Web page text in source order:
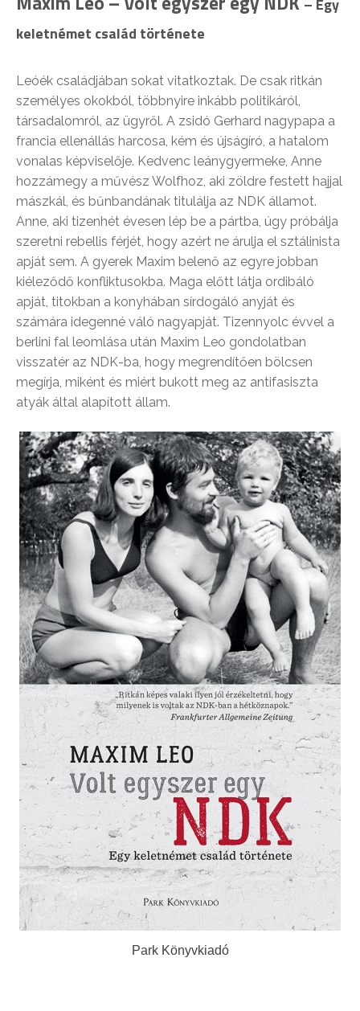
keletnémet család története
Leóék családjában sokat vitatkoztak. De csak ritkán
személyes okokból, többnyire inkább politikáról,
társadalomról, az ügyről. A zsidó Gerhard nagypapa a
francia ellenállás harcosa, kém és újságíró, a hatalom
vonalas képviselője. Kedvenc leánygyermeke, Anne
hozzámegy a művész Wolfhoz, aki zöldre festett hajjal
mászkál, és bűnbandának titulálja az NDK államot.
Anne, aki tizenhét évesen lép be a pártba, úgy próbálja
szeretni rebellis férjét, hogy azért ne árulja el sztálinista
apját sem. A gyerek Maxim belenő az egyre jobban
kiéleződő konfliktusokba. Maga előtt látja ordibáló
apját, titokban a konyhában sírdogáló anyját és
számára idegenné váló nagyapját. Tizennyolc évvel a
berlini fal leomlása után Maxim Leo gondolatban
visszatér az NDK-ba, hogy megrendítően bölcsen
megírja, miként és miért bukott meg az antifasiszta
atyák által alapított állam.
Park Könyvkiadó